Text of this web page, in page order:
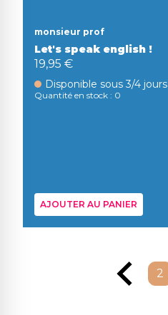
monsieur prof
Let's speak english !
19,95 €
Disponible sous 3/4 jours
Quantité en stock : 0
AJOUTER AU PANIER
2